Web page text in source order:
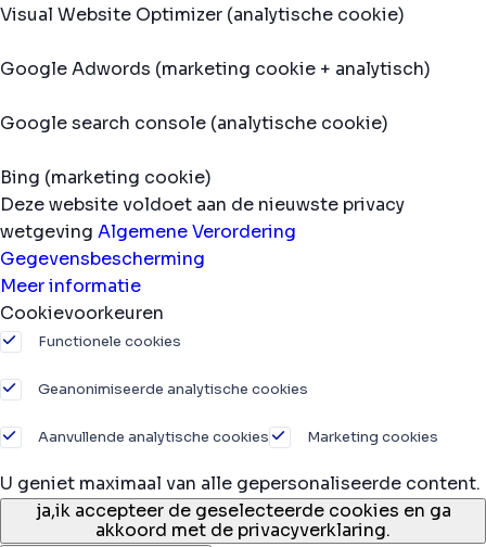
Visual Website Optimizer (analytische cookie)
Google Adwords (marketing cookie + analytisch)
Google search console (analytische cookie)
Bing (marketing cookie)
Deze website voldoet aan de nieuwste privacy
wetgeving Algemene Verordering
Gegevensbescherming
Meer informatie
Cookievoorkeuren
Functionele cookies
Geanonimiseerde analytische cookies
Aanvullende analytische cookies Marketing cookies
U geniet maximaal van alle gepersonaliseerde content.
ja,ik accepteer de geselecteerde cookies en ga
akkoord met de privacyverklaring.